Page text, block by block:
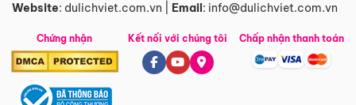
Website: dulichviet.com.vn Email: info@dulichviet.com.vn
Chứng nhận Kết nối với chúng tôi Chấp nhận thanh toán